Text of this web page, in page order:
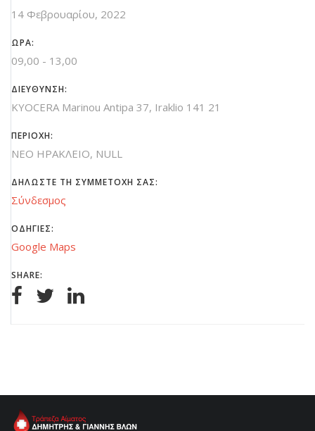
14 Φεβρουαρίου, 2022
ΩΡΑ:
09,00 - 13,00
ΔΙΕΥΘΥΝΣΗ:
KYOCERA Marinou Antipa 37, Iraklio 141 21
ΠΕΡΙΟΧΗ:
ΝΕΟ ΗΡΑΚΛΕΙΟ, NULL
ΔΗΛΩΣΤΕ ΤΗ ΣΥΜΜΕΤΟΧΗ ΣΑΣ:
Σύνδεσμος
ΟΔΗΓΙΕΣ:
Google Maps
SHARE: